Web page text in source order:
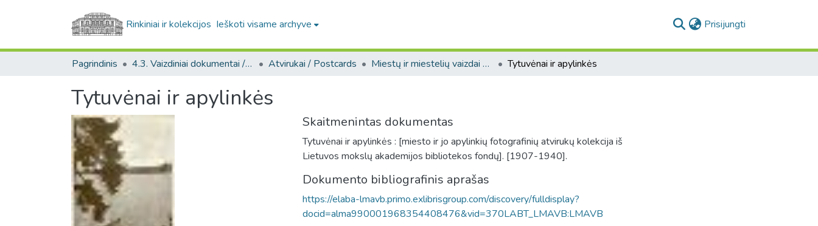
Rinkiniai ir kolekcijos Ieškoti visame archyve Prisijungti
Pagrindinis 4.3. Vaizdiniai dokumentai / Visual documents Atvirukai / Postcards Miestų ir miestelių vaizdai atvirukuose / Postcard views of cities and towns Tytuvėnai ir apylinkės
Tytuvėnai ir apylinkės
Skaitmenintas dokumentas
Tytuvėnai ir apylinkės : [miesto ir jo apylinkių fotografinių atvirukų kolekcija iš
Lietuvos mokslų akademijos bibliotekos fondų]. [1907-1940].
Dokumento bibliografinis aprašas
https://elaba-lmavb.primo.exlibrisgroup.com/discovery/fulldisplay?
docid=alma990001968354408476&vid=370LABT_LMAVB:LMAVB